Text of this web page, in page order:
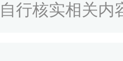
行核实相关内